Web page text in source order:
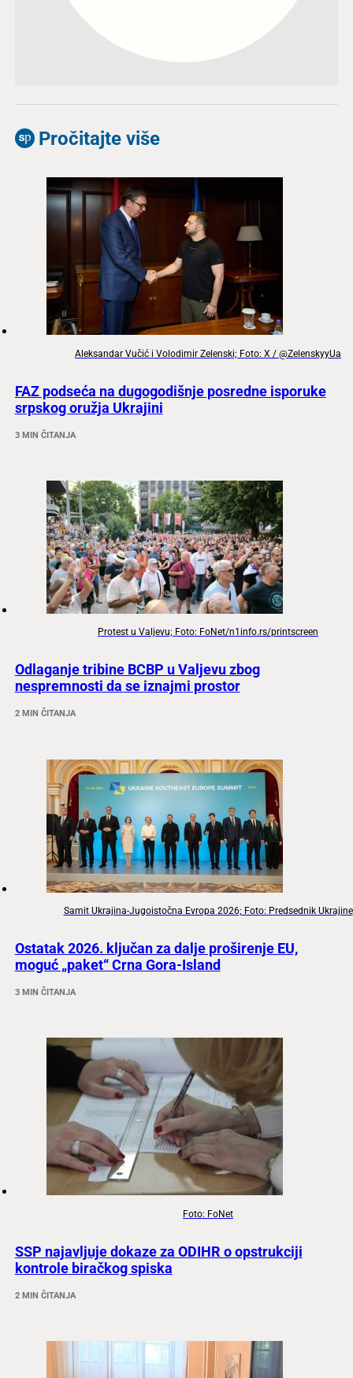
Pročitajte više
Aleksandar Vučić i Volodimir Zelenski; Foto: X / @ZelenskyyUa
FAZ podseća na dugogodišnje posredne isporuke
srpskog oružja Ukrajini
3 MIN ČITANJA
Protest u Valjevu; Foto: FoNet/n1info.rs/printscreen
Odlaganje tribine BCBP u Valjevu zbog
nespremnosti da se iznajmi prostor
2 MIN ČITANJA
Samit Ukrajina-Jugoistočna Evropa 2026; Foto: Predsednik Ukrajine
Ostatak 2026. ključan za dalje proširenje EU,
moguć „paket“ Crna Gora-Island
3 MIN ČITANJA
Foto: FoNet
SSP najavljuje dokaze za ODIHR o opstrukciji
kontrole biračkog spiska
2 MIN ČITANJA